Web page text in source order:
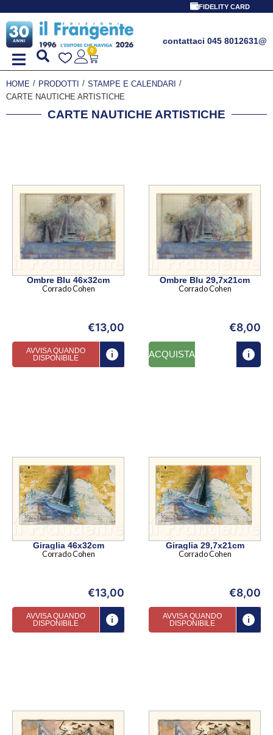
PROMO SPECIALE LIBRI PER
FIDELITY CARD
contattaci 045 8012631@
0
HOME / PRODOTTI / STAMPE E CALENDARI /
CARTE NAUTICHE ARTISTICHE
CARTE NAUTICHE ARTISTICHE
Ombre Blu 46x32cm
Corrado Cohen
€13,00
AVVISA QUANDO
DISPONIBILE
Ombre Blu 29,7x21cm
Corrado Cohen
€8,00
ACQUISTA
Giraglia 46x32cm
Corrado Cohen
€13,00
AVVISA QUANDO
DISPONIBILE
Giraglia 29,7x21cm
Corrado Cohen
€8,00
AVVISA QUANDO
DISPONIBILE